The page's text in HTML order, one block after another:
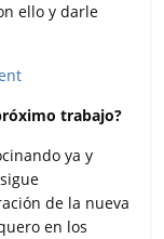
ello y darle
trabajo?
ya y
de la nueva
en los